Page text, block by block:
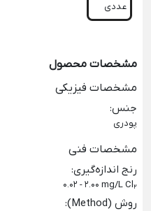
عددی
مشخصات محصول
مشخصات فیزیکی
جنس:
پودری
مشخصات فنی
رنج اندازه‌گیری:
0.02 - 2.00 mg/L Cl2
روش (Method) :